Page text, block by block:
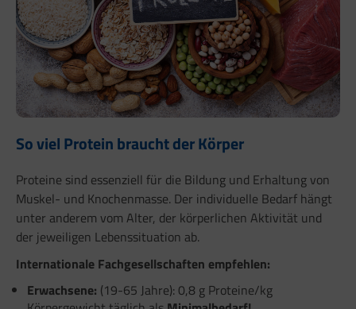
So viel Protein braucht der Körper
Proteine sind essenziell für die Bildung und Erhaltung von
Muskel- und Knochenmasse. Der individuelle Bedarf hängt
unter anderem vom Alter, der körperlichen Aktivität und
der jeweiligen Lebenssituation ab.
Internationale Fachgesellschaften empfehlen:
Erwachsene: (19-65 Jahre): 0,8 g Proteine/kg